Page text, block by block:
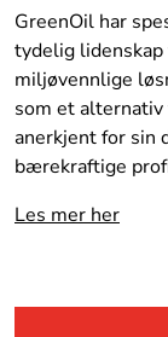
GreenOil har
tydelig
miljøvennlige
som et
anerkjent for sin
bærekraftige
Les mer her